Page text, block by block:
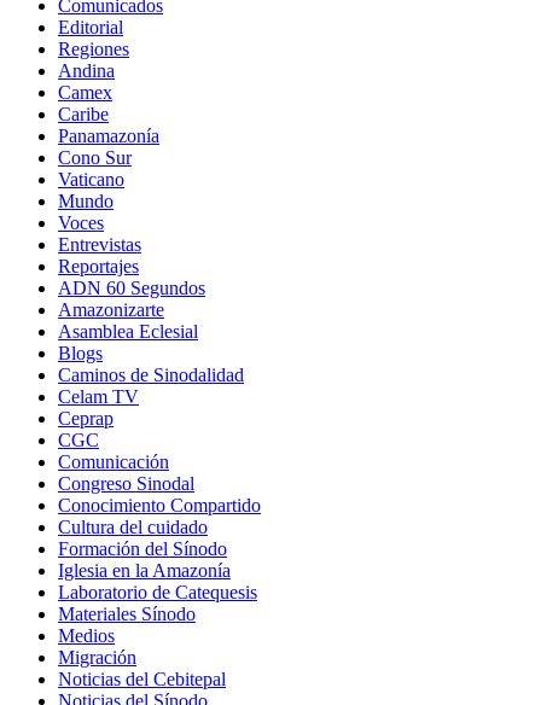
Comunicados
Editorial
Regiones
Andina
Camex
Caribe
Panamazonía
Cono Sur
Vaticano
Mundo
Voces
Entrevistas
Reportajes
ADN 60 Segundos
Amazonizarte
Asamblea Eclesial
Blogs
Caminos de Sinodalidad
Celam TV
Ceprap
CGC
Comunicación
Congreso Sinodal
Conocimiento Compartido
Cultura del cuidado
Formación del Sínodo
Iglesia en la Amazonía
Laboratorio de Catequesis
Materiales Sínodo
Medios
Migración
Noticias del Cebitepal
Noticias del Sínodo